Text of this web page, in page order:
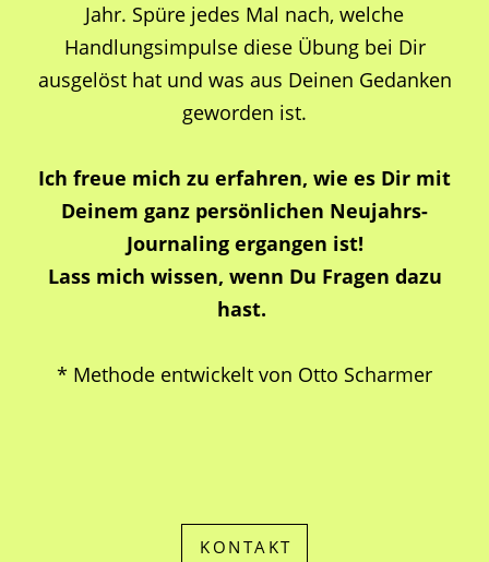
Jahr. Spüre jedes Mal nach, welche
Handlungsimpulse diese Übung bei Dir
ausgelöst hat und was aus Deinen Gedanken
geworden ist.
Ich freue mich zu erfahren, wie es Dir mit
Deinem ganz persönlichen Neujahrs-
Journaling ergangen ist!
Lass mich wissen, wenn Du Fragen dazu
hast.
* Methode entwickelt von Otto Scharmer
KONTAKT